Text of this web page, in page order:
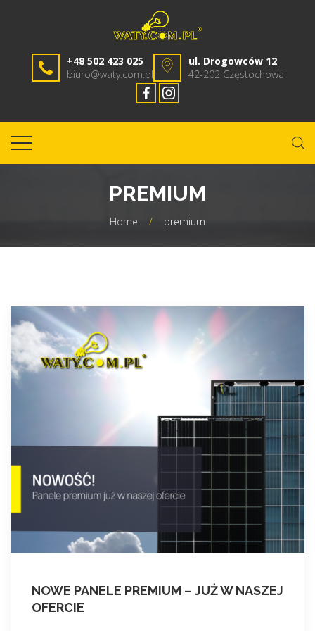
+48 502 423 025
biuro@waty.com.pl
ul. Drogowców 12
42-202 Częstochowa
PREMIUM
Home / premium
NOWE PANELE PREMIUM – JUŻ W NASZEJ
OFERCIE